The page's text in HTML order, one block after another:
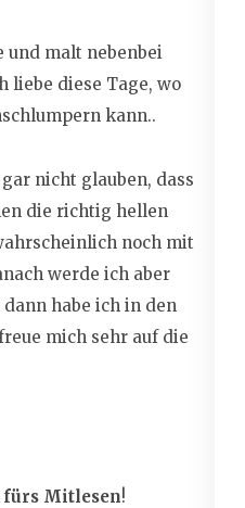
malt nebenbei
liebe diese Tage, wo
kann..
nicht glauben, dass
die richtig hellen
noch mit
werde ich aber
habe ich in den
mich sehr auf die
Mitlesen!